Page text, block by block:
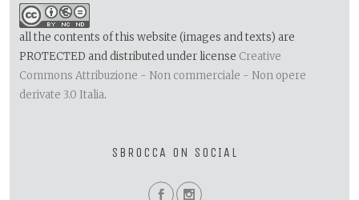
all the contents of this website (images and texts) are
PROTECTED and distributed under license Creative
Commons Attribuzione - Non commerciale - Non opere
derivate 3.0 Italia.
SBROCCA ON SOCIAL